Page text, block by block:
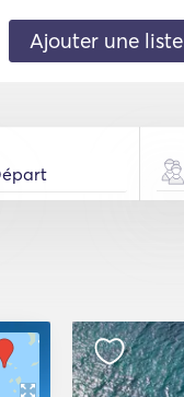
Ajouter une liste